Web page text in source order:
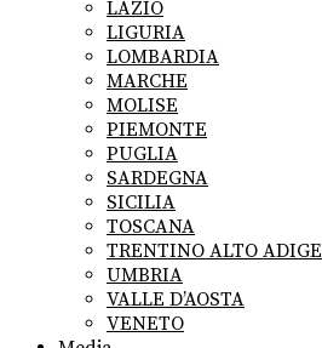
LAZIO
LIGURIA
LOMBARDIA
MARCHE
MOLISE
PIEMONTE
PUGLIA
SARDEGNA
SICILIA
TOSCANA
TRENTINO ALTO ADIGE
UMBRIA
VALLE D’AOSTA
VENETO